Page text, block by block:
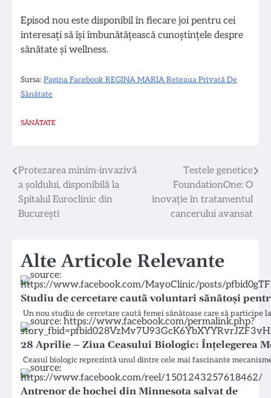
Episod nou este disponibil în fiecare joi pentru cei
interesaţi să îşi îmbunătăţească cunoştinţele despre
sănătate şi wellness.
Sursa: Pagina Facebook REGINA MARIA Reteaua Privată De
Sănătate
SĂNĂTATE
Navigare
în
articole
Protezarea minim-invazivă
a șoldului, disponibilă la
Spitalul Euroclinic din
București
Testele genetice
FoundationOne: O
inovație în tratamentul
cancerului avansat
Alte Articole Relevante
Studiu de cercetare caută voluntari sănătoși
Un nou studiu de cercetare caută femei sănătoase care să
28 Aprilie – Ziua Ceasului Biologic: Înțelegerea
Ceasul biologic reprezintă unul dintre cele mai fascinante
Antrenor de hochei din Minnesota salvat de